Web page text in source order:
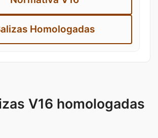
Homologadas
V16 homologadas